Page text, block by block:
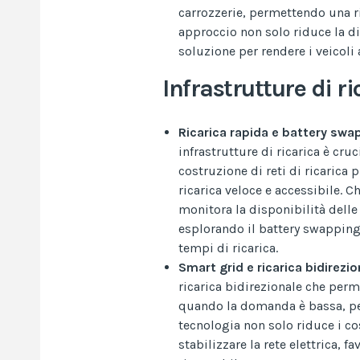
carrozzerie, permettendo una
approccio non solo riduce la
soluzione per rendere i veicoli
Infrastrutture di
Ricarica rapida e battery
infrastrutture di ricarica è
costruzione di reti di ricarica
ricarica veloce e accessibile.
monitora la disponibilità delle
esplorando il battery
tempi di ricarica.
Smart grid e ricarica
ricarica bidirezionale che
quando la domanda è bassa,
tecnologia non solo riduce i
stabilizzare la rete elettrica,